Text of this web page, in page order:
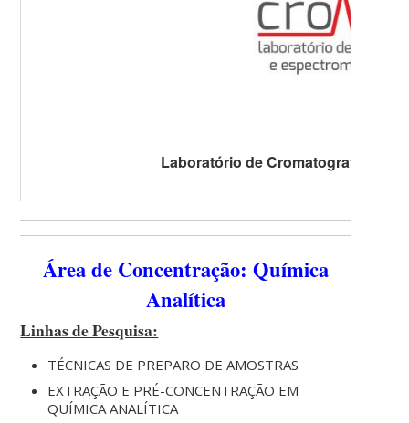
Laboratório de Cromatografia e
Área de Concentração: Química
Analítica
Linhas de Pesquisa:
TÉCNICAS DE PREPARO DE AMOSTRAS
EXTRAÇÃO E PRÉ-CONCENTRAÇÃO EM
QUÍMICA ANALÍTICA